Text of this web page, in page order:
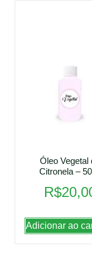
Óleo Vegetal
Citronela –
R$
Adicionar ao